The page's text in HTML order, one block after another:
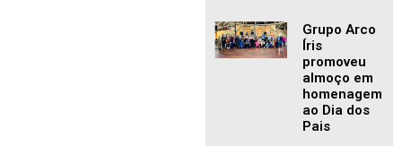
Grupo Arco
Íris
promoveu
almoço em
homenagem
ao Dia dos
Pais